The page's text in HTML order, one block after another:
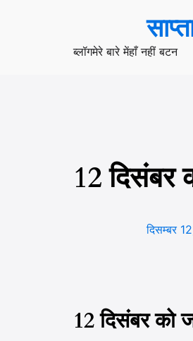
ब्लॉगमेरे बारे मेंहाँ नहीं बटन
12 दिसंबर
दिसम्बर
12 दिसंबर को